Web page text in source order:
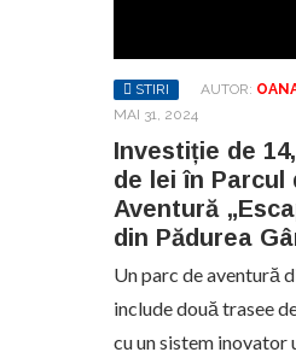
STIRI AUTOR:
MAI 31, 2024
Investiție de
de lei în Parcul
Aventură
din Pădurea
Un parc de aventură
include două trasee
cu un sistem inovator